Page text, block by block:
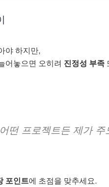
야 하지만,
어놓으면 오히려 진정성 부족
떤 프로젝트든 제가
포인트에 초점을 맞추세요.